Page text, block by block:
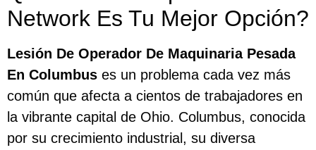
Network Es Tu Mejor Opción?
Lesión De Operador De Maquinaria Pesada
En Columbus es un problema cada vez más
común que afecta a cientos de trabajadores en
la vibrante capital de Ohio. Columbus, conocida
por su crecimiento industrial, su diversa